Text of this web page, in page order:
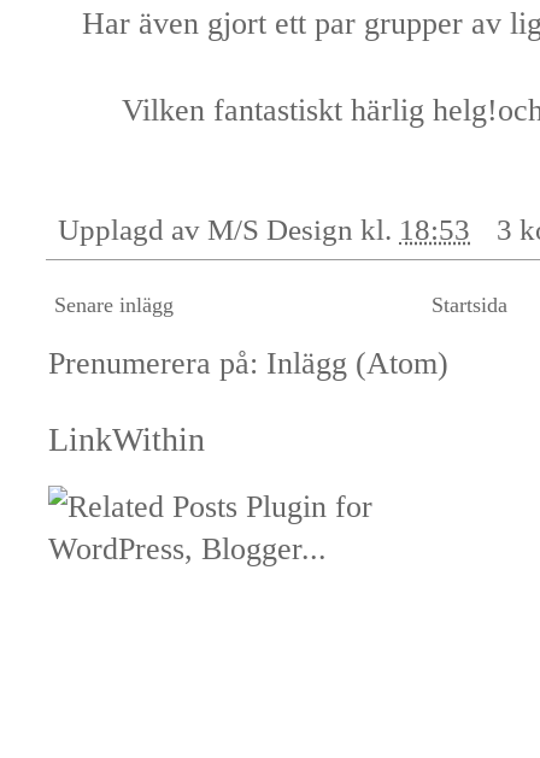
Har även gjort ett par grupper av
Vilken fantastiskt härlig
Upplagd av M/S Design kl. 18:53 3
Senare inlägg Startsida
Prenumerera på: Inlägg (Atom)
LinkWithin